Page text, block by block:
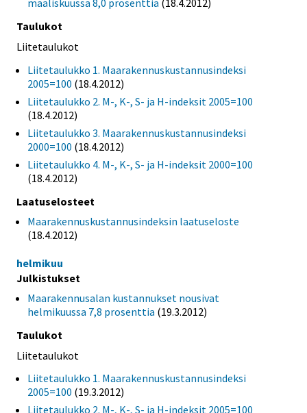
maaliskuussa 8,0 prosenttia (18.4.2012)
Taulukot
Liitetaulukot
Liitetaulukko 1. Maarakennuskustannusindeksi
2005=100 (18.4.2012)
Liitetaulukko 2. M-, K-, S- ja H-indeksit 2005=100
(18.4.2012)
Liitetaulukko 3. Maarakennuskustannusindeksi
2000=100 (18.4.2012)
Liitetaulukko 4. M-, K-, S- ja H-indeksit 2000=100
(18.4.2012)
Laatuselosteet
Maarakennuskustannusindeksin laatuseloste
(18.4.2012)
helmikuu
Julkistukset
Maarakennusalan kustannukset nousivat
helmikuussa 7,8 prosenttia (19.3.2012)
Taulukot
Liitetaulukot
Liitetaulukko 1. Maarakennuskustannusindeksi
2005=100 (19.3.2012)
Liitetaulukko 2. M-, K-, S- ja H-indeksit 2005=100